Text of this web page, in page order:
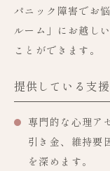
パニック障害でお
ルーム」にお越し
ことができます。
提供している支援
専門的な心理ア
引き金、維持要
を深めます。